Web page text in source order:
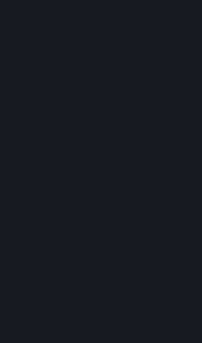
进行重定向，以便为内容和服
（5）对平台服务器展开攻击
（6）开发制作、传播或使用
序、非法破解软件、插件或其
（7）上传或传播含有病毒、
的、可能影响他人计算机的正
（8） 限制或禁止任何其他用
（9） 获取或以其他方式收集
（10）以误导他人为目的创建
（11）商业化地利用内容和服
性场所举办比赛、未经许可在